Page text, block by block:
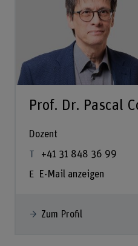
Prof. Dr. Pascal
Dozent
+41 31 848 36 99
E-Mail anzeigen
Zum Profil